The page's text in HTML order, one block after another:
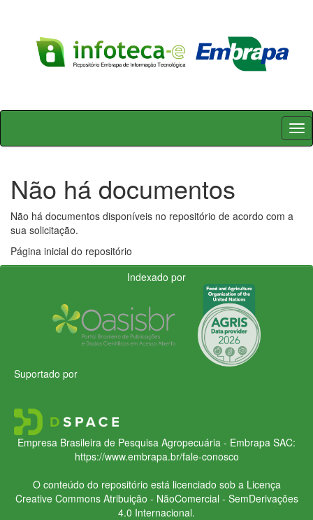
Skip
Não há documentos
Não há documentos disponíveis no repositório de acordo com a
sua solicitação.
Página inicial do repositório
Indexado por
Suportado por
Empresa Brasileira de Pesquisa Agropecuária - Embrapa SAC:
https://www.embrapa.br/fale-conosco
O conteúdo do repositório está licenciado sob a Licença
Creative CommonsAtribuição - NãoComercial - SemDerivações
4.0 Internacional.